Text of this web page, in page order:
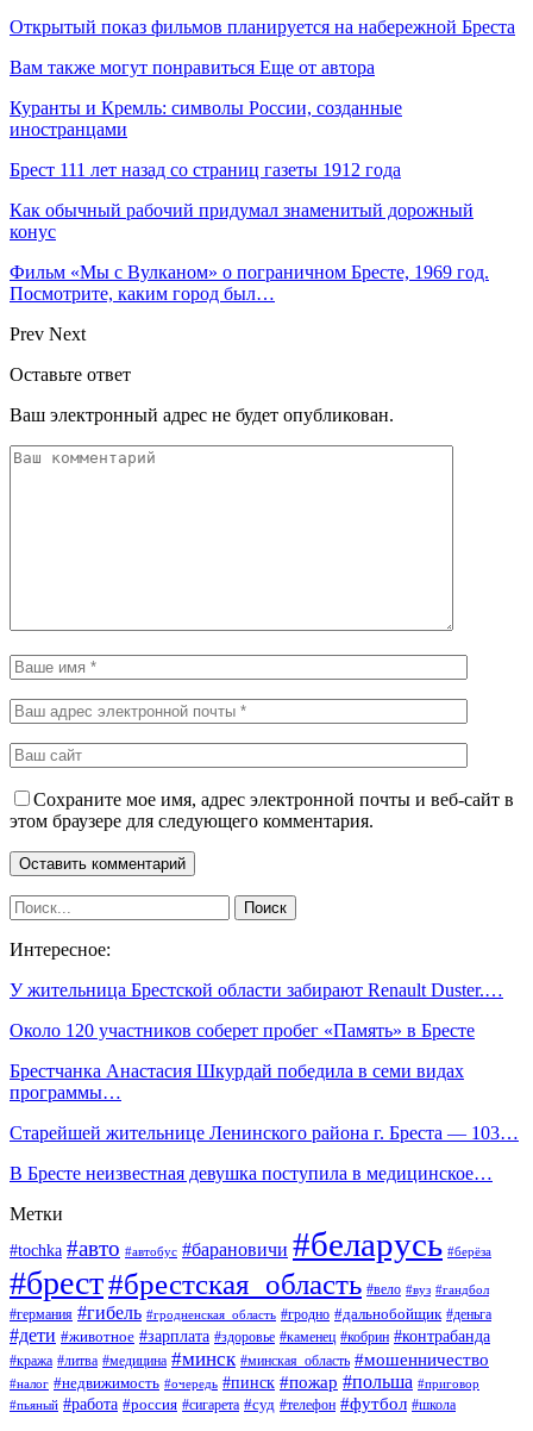
Открытый показ фильмов планируется на набережной Бреста
Вам также могут понравиться Еще от автора
Куранты и Кремль: символы России, созданные
иностранцами
Брест 111 лет назад со страниц газеты 1912 года
Как обычный рабочий придумал знаменитый дорожный
конус
Фильм «Мы с Вулканом» о пограничном Бресте, 1969 год.
Посмотрите, каким город был…
Prev Next
Оставьте ответ
Ваш электронный адрес не будет опубликован.
Сохраните мое имя, адрес электронной почты и веб-сайт в
этом браузере для следующего комментария.
Интересное:
У жительница Брестской области забирают Renault Duster.…
Около 120 участников соберет пробег «Память» в Бресте
Брестчанка Анастасия Шкурдай победила в семи видах
программы…
Старейшей жительнице Ленинского района г. Бреста — 103…
В Бресте неизвестная девушка поступила в медицинское…
Метки
#tochka #авто #автобус #барановичи #беларусь #берёза
#брест#брестская_область #вело #вуз #гандбол
#германия #гибель #гродненская_область #гродно #дальнобойщик #деньга
#дети #животное #зарплата #здоровье #каменец #кобрин #контрабанда
#кража #литва #медицина #минск #минская_область #мошенничество
#налог #недвижимость #очередь #пинск #пожар #польша #приговор
#пьяный #работа #россия #сигарета #суд #телефон #футбол #школа